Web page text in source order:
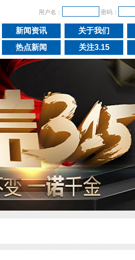
用户名： 密码：
新闻资讯 关于我们
热点新闻 关注3.15